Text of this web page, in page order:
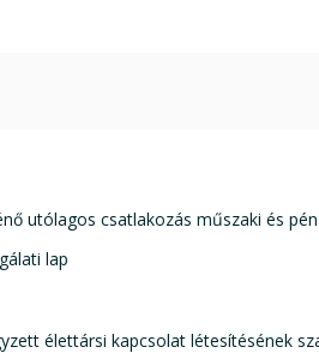
utólagos csatlakozás műszaki és
lap
élettársi kapcsolat létesítésének